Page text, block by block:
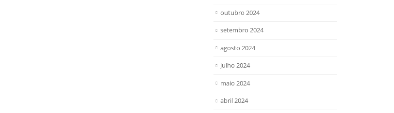
outubro 2024
setembro 2024
agosto 2024
julho 2024
maio 2024
abril 2024